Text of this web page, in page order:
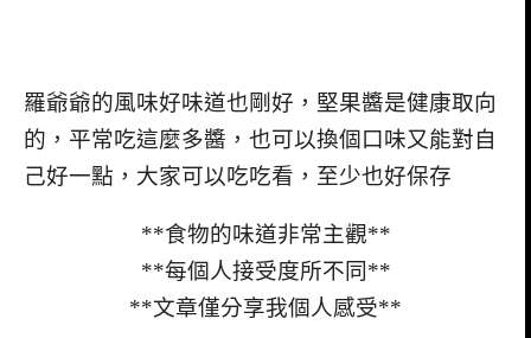
羅爺爺的風味好味道也剛好，堅果醬是健康取向
的，平常吃這麼多醬，也可以換個口味又能對自
己好一點，大家可以吃吃看，至少也好保存
**食物的味道非常主觀**
**每個人接受度所不同**
**文章僅分享我個人感受**